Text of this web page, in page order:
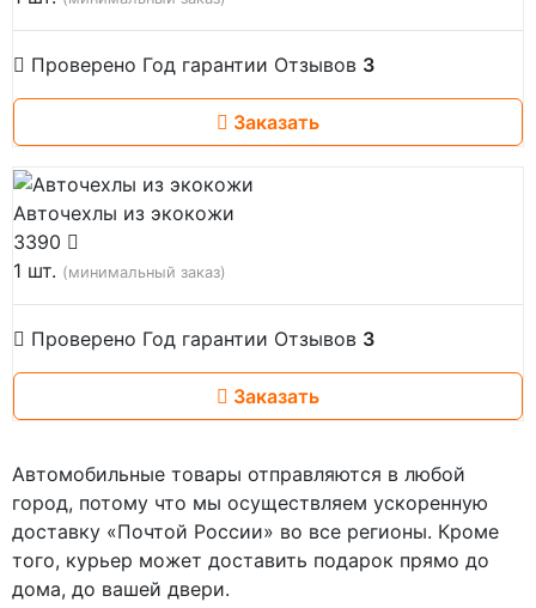
Проверено Год гарантии Отзывов 3
Заказать
Авточехлы из экокожи
3390
1 шт. (минимальный заказ)
Проверено Год гарантии Отзывов 3
Заказать
Автомобильные товары отправляются в любой
город, потому что мы осуществляем ускоренную
доставку «Почтой России» во все регионы. Кроме
того, курьер может доставить подарок прямо до
дома, до вашей двери.